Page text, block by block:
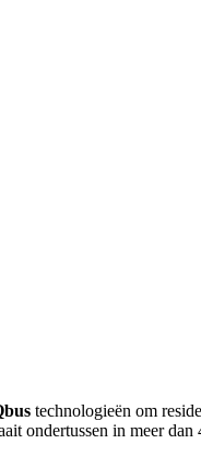
technologieën om
ondertussen in meer